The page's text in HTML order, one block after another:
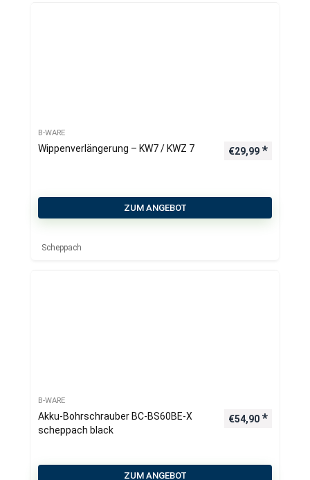
B-WARE
Wippenverlängerung – KW7 / KWZ 7 €29,99
ZUM ANGEBOT
Scheppach
B-WARE
Akku-Bohrschrauber BC-BS60BE-X
scheppach black
€54,90
ZUM ANGEBOT